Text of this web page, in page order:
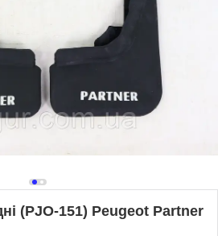
(PJO-151) Peugeot Partner